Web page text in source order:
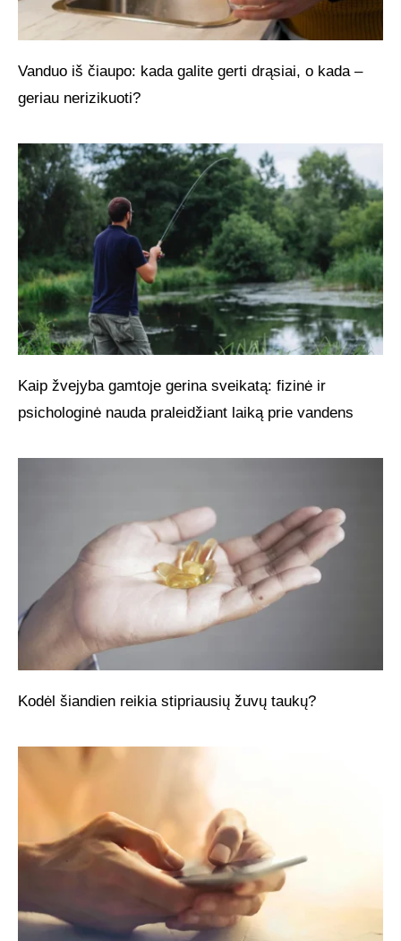
Vanduo iš čiaupo: kada galite gerti drąsiai, o kada –
geriau nerizikuoti?
Kaip žvejyba gamtoje gerina sveikatą: fizinė ir
psichologinė nauda praleidžiant laiką prie vandens
Kodėl šiandien reikia stipriausių žuvų taukų?